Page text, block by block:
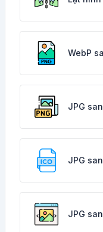
WebP
JPG
JPG
JPG